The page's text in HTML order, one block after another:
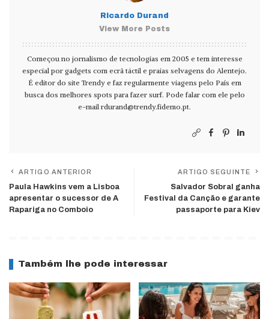
Ricardo Durand
View More Posts
Começou no jornalismo de tecnologias em 2005 e tem interesse
especial por gadgets com ecrã táctil e praias selvagens do Alentejo.
É editor do site Trendy e faz regularmente viagens pelo País em
busca dos melhores spots para fazer surf. Pode falar com ele pelo
e-mail rdurand@trendy.fidemo.pt.
ARTIGO ANTERIOR
Paula Hawkins vem a Lisboa
apresentar o sucessor de A
Rapariga no Comboio
ARTIGO SEGUINTE
Salvador Sobral ganha
Festival da Canção e garante
passaporte para Kiev
Também lhe pode interessar